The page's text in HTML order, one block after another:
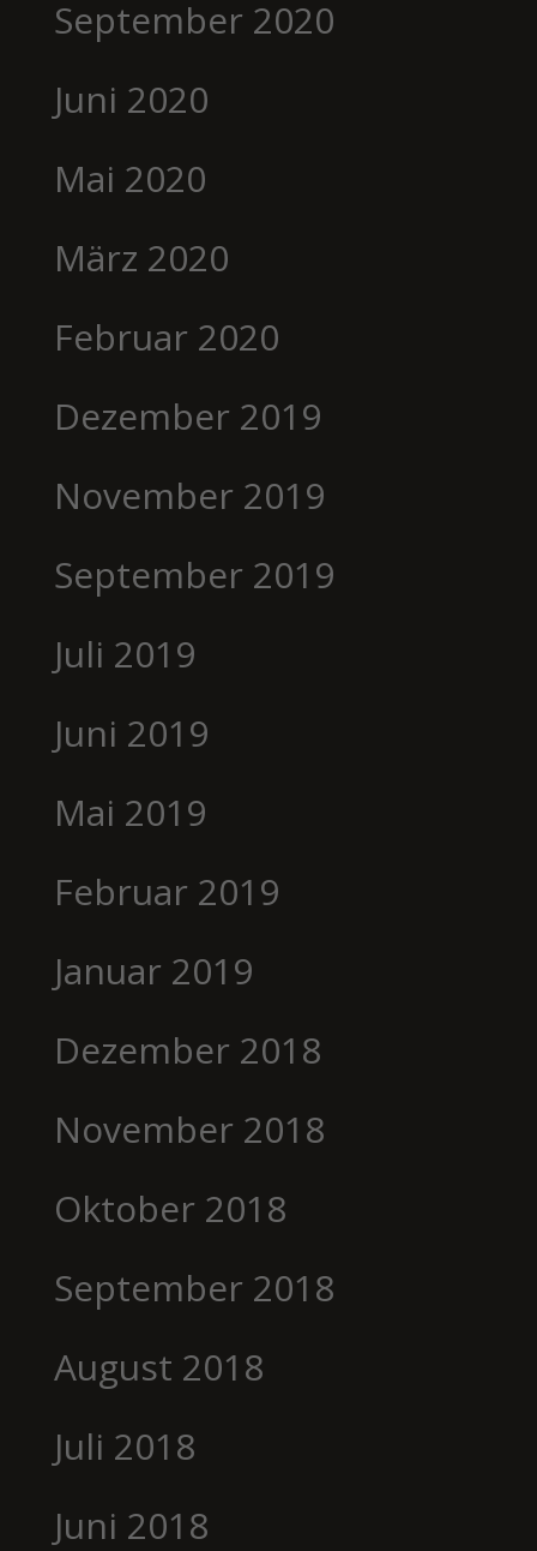
September 2020
Juni 2020
Mai 2020
März 2020
Februar 2020
Dezember 2019
November 2019
September 2019
Juli 2019
Juni 2019
Mai 2019
Februar 2019
Januar 2019
Dezember 2018
November 2018
Oktober 2018
September 2018
August 2018
Juli 2018
Juni 2018